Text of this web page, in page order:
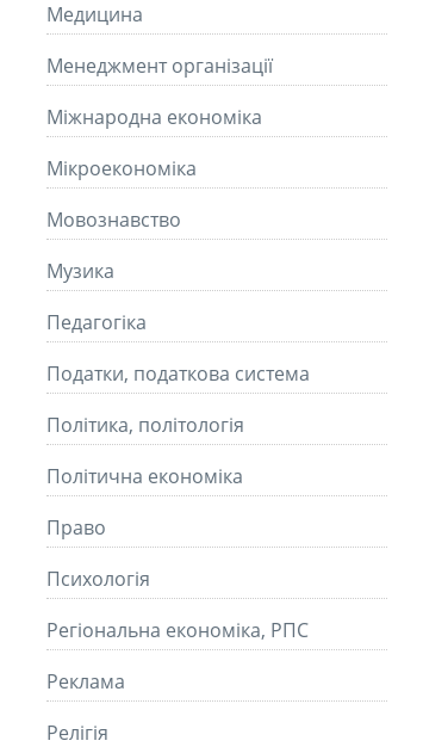
Медицина
Менеджмент організації
Міжнародна економіка
Мікроекономіка
Мовознавство
Музика
Педагогіка
Податки, податкова система
Політика, політологія
Політична економіка
Право
Психологія
Регіональна економіка, РПС
Реклама
Релігія